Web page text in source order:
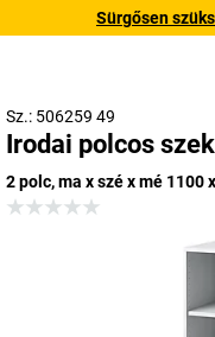
Sürgősen
Sz.: 506259 49
Irodai polcos
2 polc, ma x szé x mé 1100